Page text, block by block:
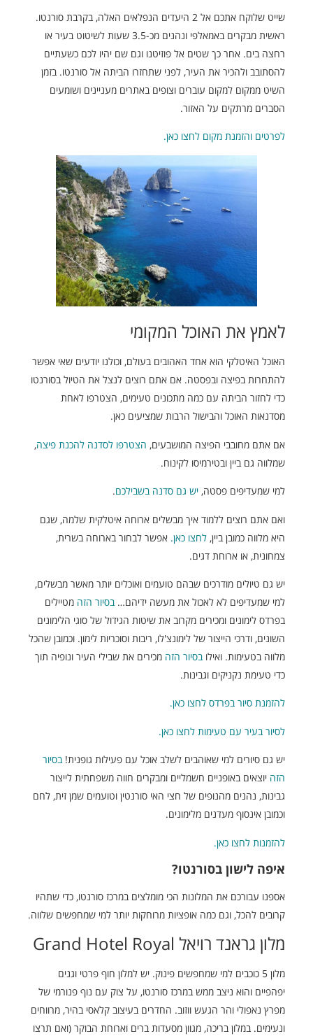
שייט שלוקח אתכם אל 2 היעדים הנפלאים האלה, בקרבת סורנטו.
ראשית מבקרים באמאלפי ונהנים מכ-3.5 שעות לשיטוט בעיר או
רחצה בים. אחר כך שטים אל פוזיטנו וגם שם יהיו לכם כשעתיים
להסתובב ולהכיר את העיר, לפני שתחזרו הביתה אל סורנטו. בזמן
השיט ממקום למקום עוברים וצופים באתרים מעניינים ושומעים
הסברים מרתקים על האזור.
לפרטים והזמנת מקום לחצו כאן.
לאמץ את האוכל המקומי
האוכל האיטלקי הוא אחד האהובים בעולם, וכולנו יודעים שאי אפשר
להתחרות בפיצה ובפסטה. אם אתם רוצים לנצל את הטיול בסורנטו
כדי לחזור הביתה עם כמה מתכונים טעימים, הצטרפו לאחת
מסדנאות האוכל והבישול הרבות שמציעים כאן.
אם אתם מחובבי הפיצה המושבעים,הצטרפו לסדנה להכנת פיצה,
שמלווה גם ביין ובטירמיסו לקינוח.
למי שמעדיפים פסטה,יש גם סדנה בשבילכם.
ואם אתם רוצים ללמוד איך מבשלים ארוחה איטלקית שלמה, שגם
היא מלווה כמובן ביין,לחצו כאן.אפשר לבחור בארוחה בשרית,
צמחונית, או ארוחת דגים.
יש גם טיולים מודרכים שבהם טועמים ואוכלים יותר מאשר מבשלים,
למי שמעדיפים לא לאכול את מעשה ידיהם…בסיור הזהמטיילים
בפרדס לימונים ומכירים מקרוב את שיטות הגידול של סוגי הלימונים
השונים, ודרכי הייצור של לימונצ'לו, ריבות וסוכריות לימון. וכמובן שהכל
מלווה בטעימות. ואילובסיור הזהמכירים את שבילי העיר ונופיה תוך
כדי טעימת נקניקים וגבינות.
להזמנת סיור בפרדס לחצו כאן.
לסיור בעיר עם טעימות לחצו כאן.
יש גם סיורים למי שאוהבים לשלב אוכל עם פעילות גופנית!בסיור
הזהיוצאים באופניים חשמליים ומבקרים חווה משפחתית לייצור
גבינות, נהנים מהנופים של חצי האי סורנטין וטועמים שמן זית, לחם
וכמובן אינסוף מעדנים מלימונים.
להזמנות לחצו כאן.
איפה לישון בסורנטו?
אספנו עבורכם את המלונות הכי מומלצים במרכז סורנטו, כדי שתהיו
קרובים להכל, וגם כמה אופציות מרוחקות יותר למי שמחפשים שלווה.
מלון גראנד רויאל Grand Hotel Royal
מלון 5 כוכבים למי שמחפשים פינוק. יש למלון חוף פרטי וגנים
יפהפיים והוא ניצב ממש במרכז סורנטו, על צוק עם נוף פנורמי של
מפרץ נאפולי והר הגעש ווזוב. החדרים בעיצוב קלאסי בהיר, מרווחים
ונעימים. במלון בריכה, מגוון מסעדות ברים וארוחת הבוקר (ואם תרצו